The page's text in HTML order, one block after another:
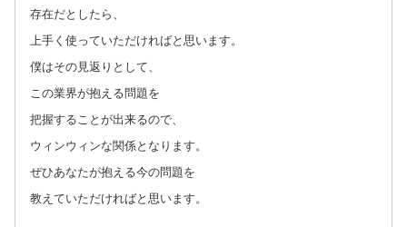
存在だとしたら、
上手く使っていただければと思います。
僕はその見返りとして、
この業界が抱える問題を
把握することが出来るので、
ウィンウィンな関係となります。
ぜひあなたが抱える今の問題を
教えていただければと思います。